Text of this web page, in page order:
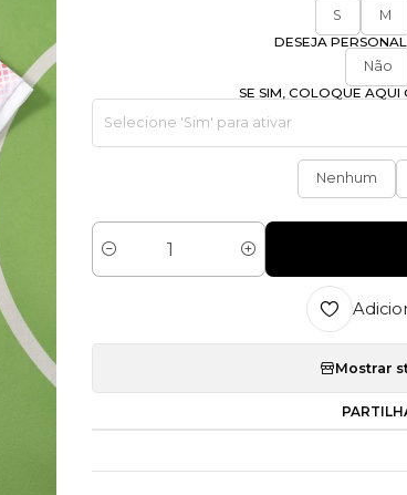
S
M
DESEJA
Não
SE SIM, COLOQUE
Nenhum
Quantidade
Mostrar